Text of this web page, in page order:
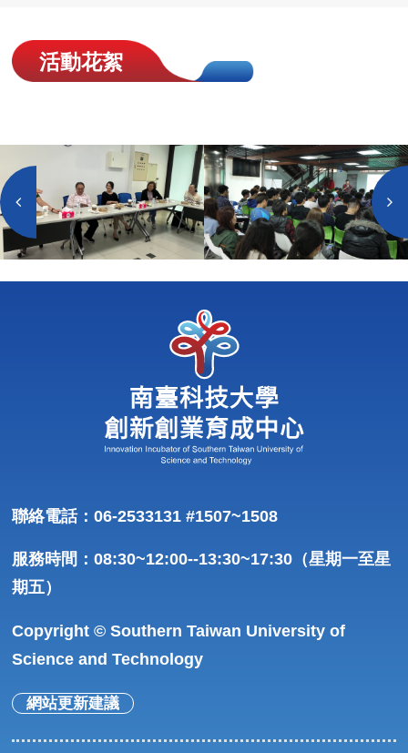
活動花絮
往
切
往
切
聯絡電話：06-2533131 #1507~1508
服務時間：08:30~12:00--13:30~17:30（星期一至星
期五）
Copyright © Southern Taiwan University of
Science and Technology
網站更新建議